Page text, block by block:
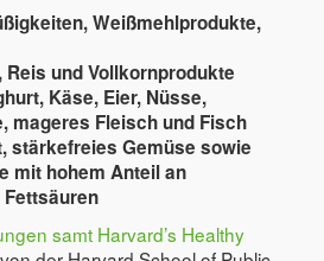
Weißmehlprodukte,
Reis und Vollkornprodukte
Käse, Eier, Nüsse,
mageres Fleisch und Fisch
stärkefreies Gemüse sowie
mit hohem Anteil an
samt Harvard’s Healthy